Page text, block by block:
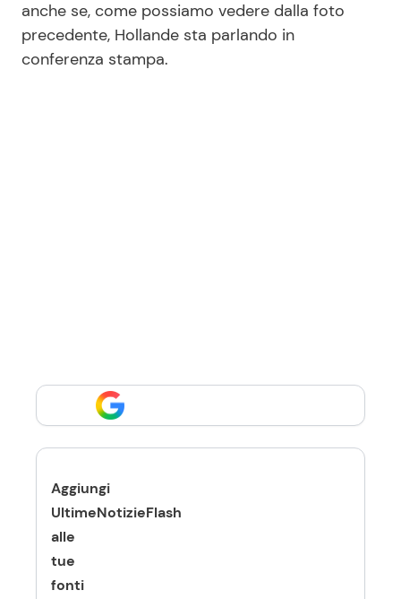
anche se, come possiamo vedere dalla foto
precedente, Hollande sta parlando in
conferenza stampa.
Aggiungi
UltimeNotizieFlash
alle
tue
fonti